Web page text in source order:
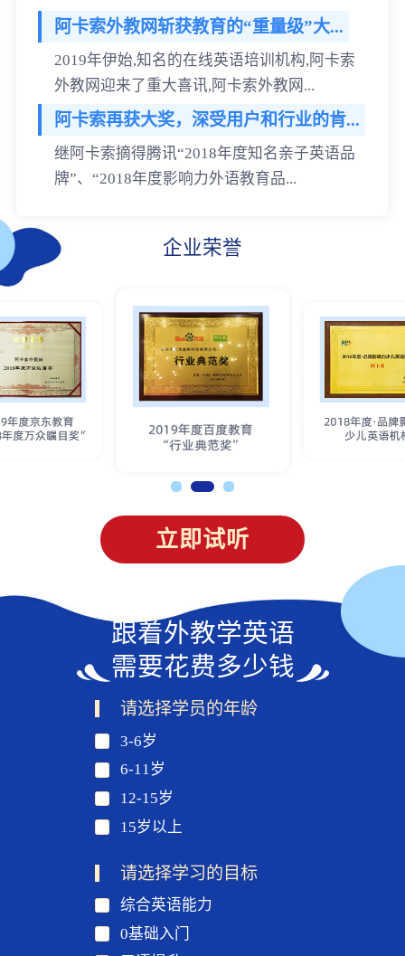
阿卡索外教网斩获教育的“重量级”大...
2019年伊始,知名的在线英语培训机构,阿卡索
外教网迎来了重大喜讯,阿卡索外教网...
阿卡索再获大奖，深受用户和行业的肯...
继阿卡索摘得腾讯“2018年度知名亲子英语品
牌”、“2018年度影响力外语教育品...
企业荣誉
立即试听
跟着外教学英语
需要花费多少钱
请选择学员的年龄
3-6岁
6-11岁
12-15岁
15岁以上
请选择学习的目标
综合英语能力
0基础入门